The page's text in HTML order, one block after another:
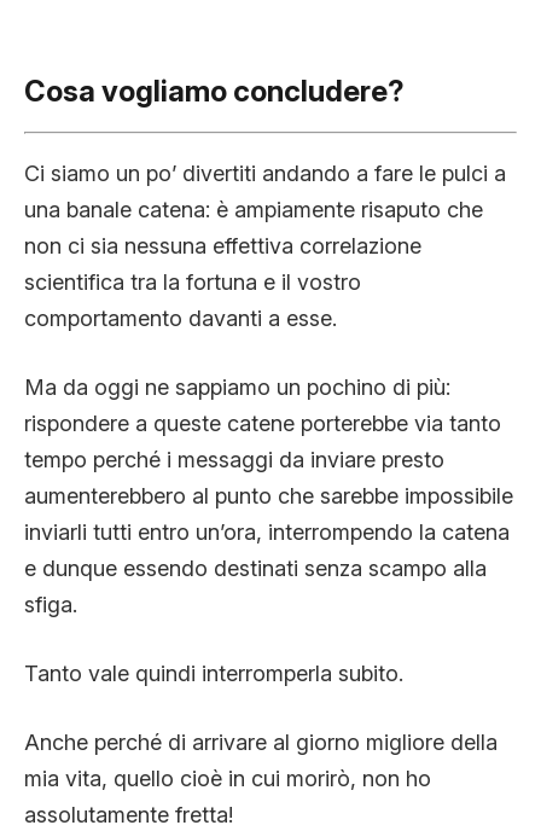
Cosa vogliamo concludere?
Ci siamo un po’ divertiti andando a fare le pulci a
una banale catena: è ampiamente risaputo che
non ci sia nessuna effettiva correlazione
scientifica tra la fortuna e il vostro
comportamento davanti a esse.
Ma da oggi ne sappiamo un pochino di più:
rispondere a queste catene porterebbe via tanto
tempo perché i messaggi da inviare presto
aumenterebbero al punto che sarebbe impossibile
inviarli tutti entro un’ora, interrompendo la catena
e dunque essendo destinati senza scampo alla
sfiga.
Tanto vale quindi interromperla subito.
Anche perché di arrivare al giorno migliore della
mia vita, quello cioè in cui morirò, non ho
assolutamente fretta!